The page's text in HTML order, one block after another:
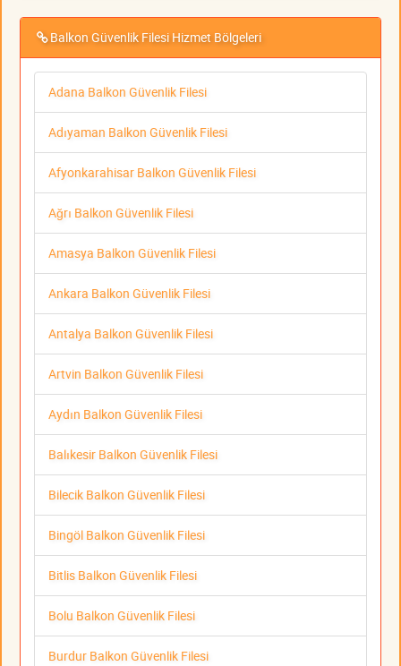
Balkon Güvenlik Filesi Hizmet Bölgeleri
Adana Balkon Güvenlik Filesi
Adıyaman Balkon Güvenlik Filesi
Afyonkarahisar Balkon Güvenlik Filesi
Ağrı Balkon Güvenlik Filesi
Amasya Balkon Güvenlik Filesi
Ankara Balkon Güvenlik Filesi
Antalya Balkon Güvenlik Filesi
Artvin Balkon Güvenlik Filesi
Aydın Balkon Güvenlik Filesi
Balıkesir Balkon Güvenlik Filesi
Bilecik Balkon Güvenlik Filesi
Bingöl Balkon Güvenlik Filesi
Bitlis Balkon Güvenlik Filesi
Bolu Balkon Güvenlik Filesi
Burdur Balkon Güvenlik Filesi